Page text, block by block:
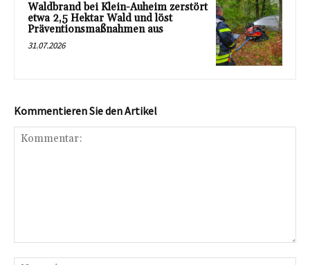
Waldbrand bei Klein-Auheim zerstört
etwa 2,5 Hektar Wald und löst
Präventionsmaßnahmen aus
31.07.2026
Kommentieren Sie den Artikel